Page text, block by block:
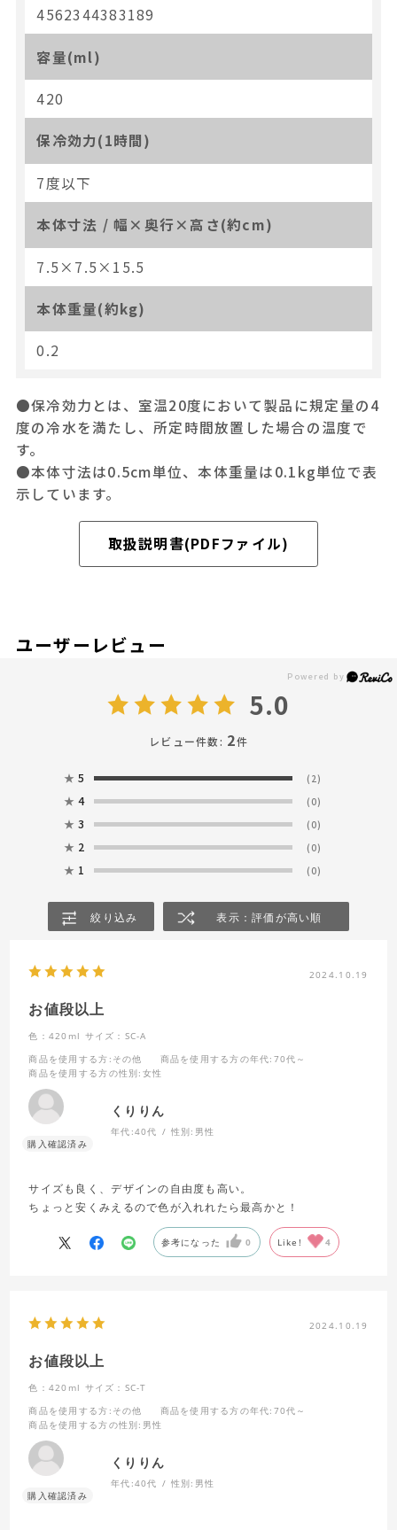
4562344383189
容量(ml)
420
保冷効力(1時間)
7度以下
本体寸法 / 幅×奥行×高さ(約cm)
7.5×7.5×15.5
本体重量(約kg)
0.2
●保冷効力とは、室温20度において製品に規定量の4
度の冷水を満たし、所定時間放置した場合の温度で
す。
●本体寸法は0.5cm単位、本体重量は0.1kg単位で表
示しています。
取扱説明書(PDFファイル)
ユーザーレビュー
5.0
レビュー件数: 2件
★ 5 (2)
★ 4 (0)
★ 3 (0)
★ 2 (0)
★ 1 (0)
絞り込み 表示：評価が高い順
2024.10.19
お値段以上
色：420ml サイズ：SC-A
商品を使用する方 :その他 商品を使用する方の年代:70代～
商品を使用する方の性別:女性
くりりん
年代:40代 性別: 男性
サイズも良く、デザインの自由度も高い。
ちょっと安くみえるので色が入れれたら最高かと！
参考になった 0 Like! 4
2024.10.19
お値段以上
色：420ml サイズ：SC-T
商品を使用する方 :その他 商品を使用する方の年代 :70代～
商品を使用する方の性別:男性
くりりん
年代:40代 性別: 男性